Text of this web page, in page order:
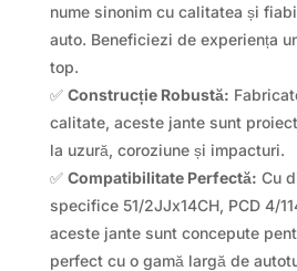
nume sinonim cu calitatea și
auto. Beneficiezi de experiența
top.
✅ Construcție Robustă:
calitate, aceste jante sunt
la uzură, coroziune și impacturi.
✅ Compatibilitate Perfectă: Cu
specifice 51/2JJx14CH, PCD 4/
aceste jante sunt concepute
perfect cu o gamă largă de